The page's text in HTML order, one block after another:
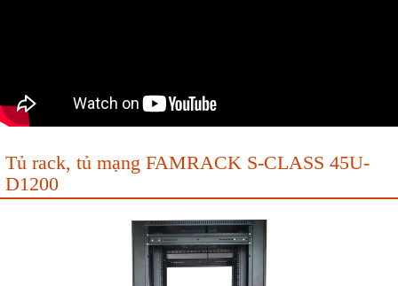
Tủ rack, tủ mạng FAMRACK S-CLASS 45U-
D1200